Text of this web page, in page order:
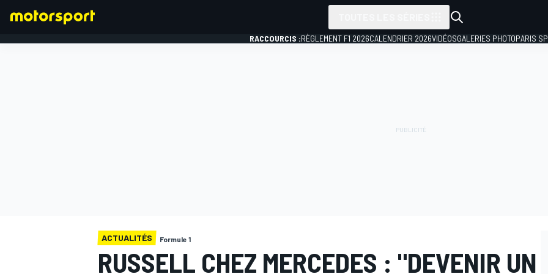
RACCOURCIS :RÈGLEMENT F1 2026CALENDRIER 2026VIDÉOSGALERIES PHOTOPARIS
ACTUALITÉS Formule 1
RUSSELL CHEZ MERCEDES : "DEVENIR UN